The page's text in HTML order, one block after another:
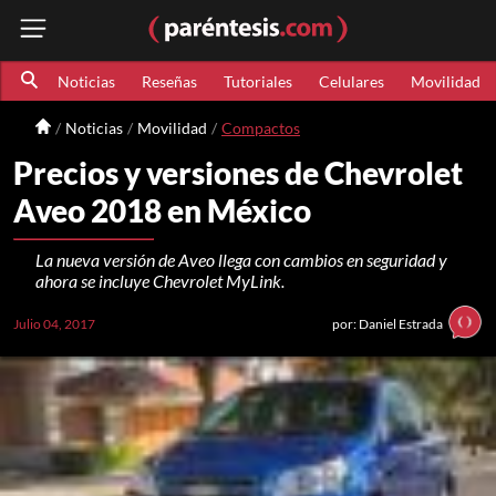
Noticias Reseñas Tutoriales Celulares Movilidad
Noticias Movilidad Compactos
Precios y versiones de Chevrolet
Aveo 2018 en México
La nueva versión de Aveo llega con cambios en seguridad y
ahora se incluye Chevrolet MyLink.
Julio 04, 2017 por: Daniel Estrada